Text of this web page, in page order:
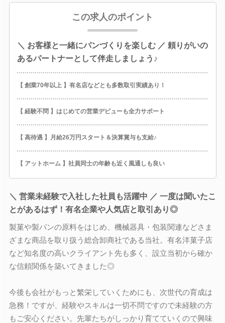
この求人のポイント
＼ お客様と一緒にパンづくりを楽しむ ／ 頼りがいの
あるパートナーとして伴走しましょう♪
【 創業70年以上 】有名店などとも多数取引実績あり！
【 経験不問 】はじめての営業デビューも全力サポート
【 高待遇 】月給26万円スタート＆決算賞与も支給♪
【 アットホーム 】社員同士の年齢も近く風通しも良い
＼ 営業未経験で入社した社員も活躍中 ／ 一度は聞いたこ
とがあるはず！有名企業や人気店と取引あり◎
製菓や製パンの原料をはじめ、機械器具・包装関連などさま
ざまな商品を取り扱う総合卸商社である当社。有名洋菓子店
など知名度の高いクライアント先も多く、設立当初から確か
な信頼関係を築いてきました◎
今後も会社がもっと繁栄していくためにも、次世代の育成は
急務！ですが、経験やスキルは一切不問ですので未経験の方
もご安心ください。先輩たちがしっかり育てていくので興味